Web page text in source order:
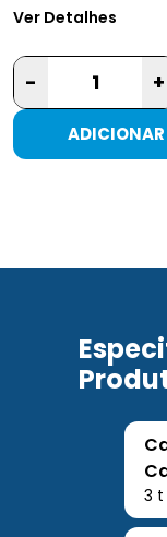
Ver Detalhes
- +
3 t